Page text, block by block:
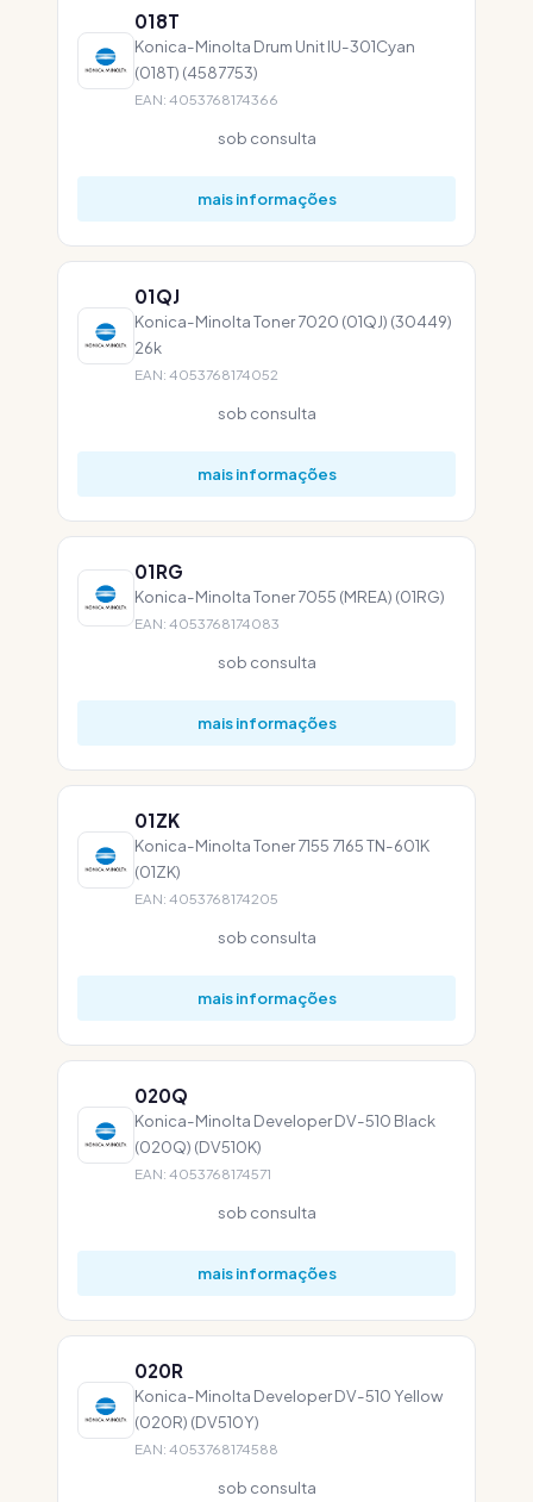
018T
Konica-Minolta Drum Unit IU-301Cyan
(018T) (4587753)
EAN: 4053768174366
sob consulta
mais informações
01QJ
Konica-Minolta Toner 7020 (01QJ) (30449)
26k
EAN: 4053768174052
sob consulta
mais informações
01RG
Konica-Minolta Toner 7055 (MREA) (01RG)
EAN: 4053768174083
sob consulta
mais informações
01ZK
Konica-Minolta Toner 7155 7165 TN-601K
(01ZK)
EAN: 4053768174205
sob consulta
mais informações
020Q
Konica-Minolta Developer DV-510 Black
(020Q) (DV510K)
EAN: 4053768174571
sob consulta
mais informações
020R
Konica-Minolta Developer DV-510 Yellow
(020R) (DV510Y)
EAN: 4053768174588
sob consulta